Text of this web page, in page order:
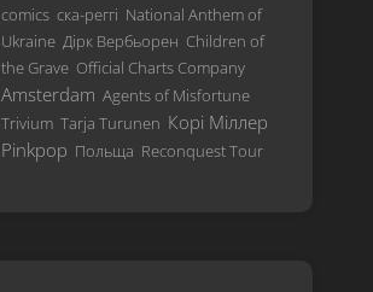
Death
Magnetic
To
Self-
Destruct
comics ска-реггі National Anthem of
Ukraine Дірк Вербьорен Children of
the Grave Official Charts Company
Amsterdam Agents of Misfortune
Trivium Tarja Turunen Корі Міллер
Pinkpop Польща Reconquest Tour